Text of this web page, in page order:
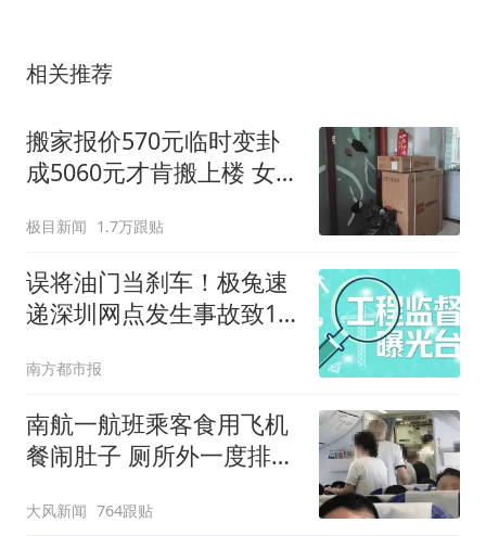
相关推荐
搬家报价570元临时变卦
成5060元才肯搬上楼 女子
极目新闻 1.7万跟贴
误将油门当刹车！极兔速
递深圳网点发生事故致1
南方都市报
南航一航班乘客食用飞机
餐闹肚子 厕所外一度排长
大风新闻 764跟贴